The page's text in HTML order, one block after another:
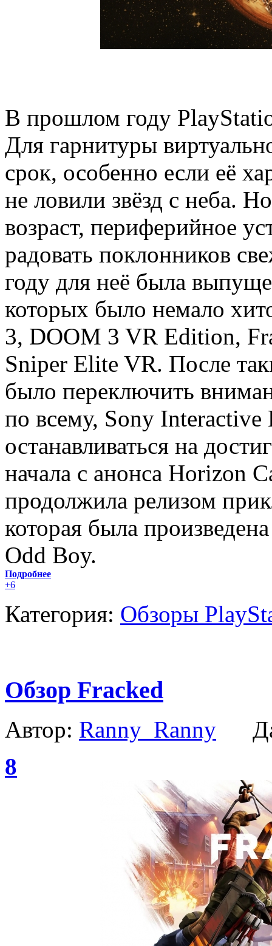
В прошлом году
Для гарнитуры
срок, особенно если её
не ловили звёзд с неба.
возраст, периферийное
радовать поклонников
году для неё была
которых было немало
3, DOOM 3 VR Edition,
Sniper Elite VR. После
было переключить
по всему, Sony Interactive
останавливаться на
начала с анонса Horizon
продолжила релизом
которая была
Odd Boy.
Подробнее
+6
Категория: Обзоры
Обзор Fracked
Автор: Ranny_Ranny
8